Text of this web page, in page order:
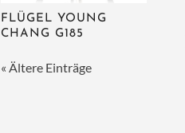
FLÜGEL YOUNG
CHANG G185
« Ältere Einträge